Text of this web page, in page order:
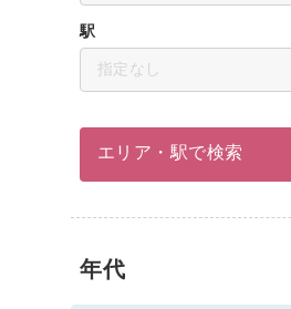
駅
指定なし
エリア・駅で検索
年代